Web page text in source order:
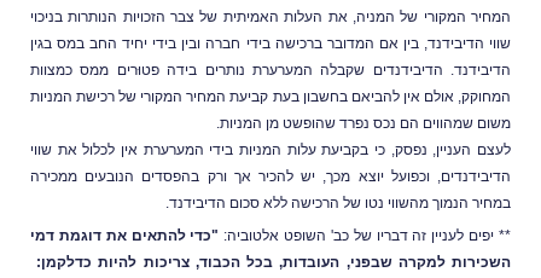
המחיר המקורי של המניה, את העלות האמיתית של צבר הזכויות הנותרות בניכוי
שווי הדיבידנד, בין אם המדובר ברכישה בידי חברה ובין בידי יחיד החב במס בגין
הדיבידנד. הדיבידנדים שקבלה המערערת נותרים בידה פטוּרים ממס כמצוות
המחוקק, אולם אין להביאם בחשבון בעת קביעת המחיר המקורי של רכישת המניות
משום שמהווים הם נכס נפרד שהופשט מן המניות.
לעצם העניין, נפסק, כי בקביעת עלות המניות בידי המערערת אין לכלול את שווי
הדיבידנדים, וכפועל יוצא מכך, יש להכיר אך ורק בהפסדים הנובעים ממכירה
במחיר הנמוך מהשווי נטו של הרכישה ללא סכום הדיבידנד.
** יפים לעניין זה דבריו של כב' השופט אלטוביה: "כדי להתאים את דוגמת דמי
השכירות למקרה שבפני, העובדות, בכל הכבוד, צריכות להיות כדלקמן: